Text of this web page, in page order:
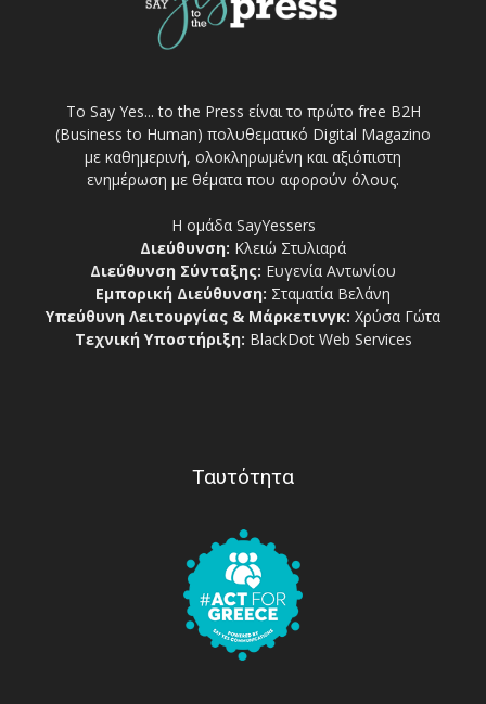
Το Say Yes... to the Press είναι το πρώτο free Β2Η
(Business to Human) πολυθεματικό Digital Magazino
με καθημερινή, ολοκληρωμένη και αξιόπιστη
ενημέρωση με θέματα που αφορούν όλους.
Η ομάδα SayYessers
Διεύθυνση: Κλειώ Στυλιαρά
Διεύθυνση Σύνταξης: Ευγενία Αντωνίου
Εμπορική Διεύθυνση: Σταματία Βελάνη
Υπεύθυνη Λειτουργίας & Μάρκετινγκ: Χρύσα Γώτα
Τεχνική Υποστήριξη: BlackDot Web Services
Ταυτότητα